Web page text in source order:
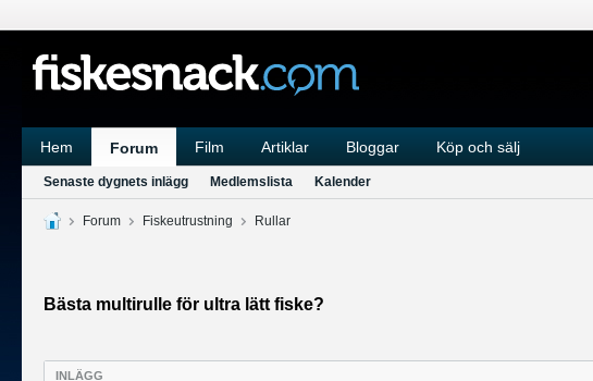
Hem Forum Film Artiklar Bloggar Köp och sälj
Senaste dygnets inlägg Medlemslista Kalender
Forum Fiskeutrustning Rullar
Bästa multirulle för ultra lätt fiske?
INLÄGG